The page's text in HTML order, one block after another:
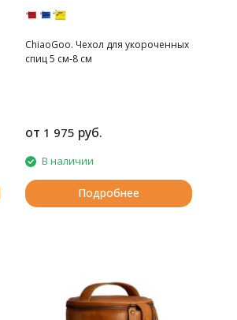
ChiaoGoo. Чехол для укороченных
спиц 5 см-8 см
от 1 975 руб.
В наличии
Подробнее